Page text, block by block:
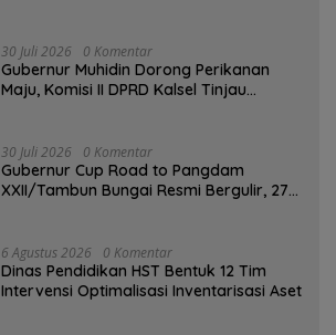
30 Juli 2026 0 Komentar
Gubernur Muhidin Dorong Perikanan
Maju, Komisi II DPRD Kalsel Tinjau
30 Juli 2026 0 Komentar
Gubernur Cup Road to Pangdam
XXII/Tambun Bungai Resmi Bergulir, 27
6 Agustus 2026 0 Komentar
Dinas Pendidikan HST Bentuk 12 Tim
Intervensi Optimalisasi Inventarisasi Aset